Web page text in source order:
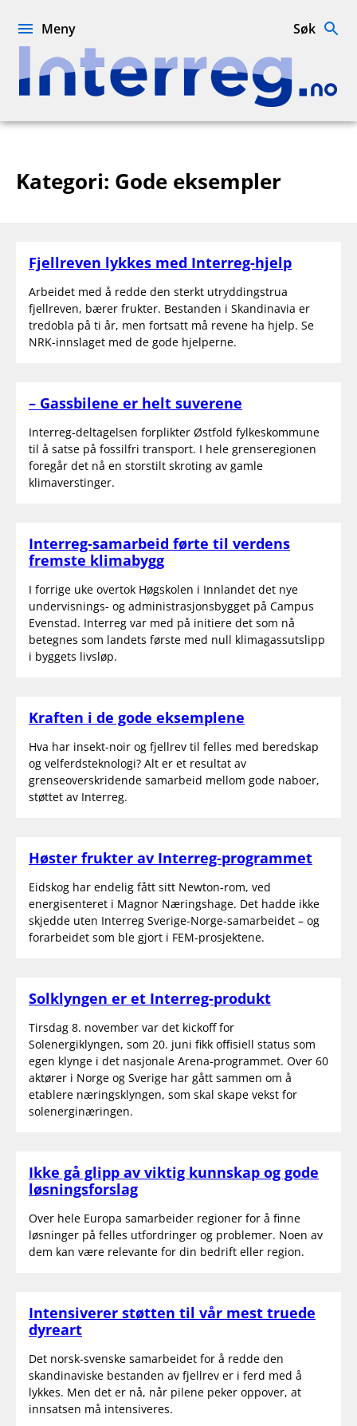
Interreg.no
Meny Søk
Kategori: Gode eksempler
Fjellreven lykkes med Interreg-hjelp
Arbeidet med å redde den sterkt utryddingstrua
fjellreven, bærer frukter. Bestanden i Skandinavia er
tredobla på ti år, men fortsatt må revene ha hjelp. Se
NRK-innslaget med de gode hjelperne.
– Gassbilene er helt suverene
Interreg-deltagelsen forplikter Østfold fylkeskommune
til å satse på fossilfri transport. I hele grenseregionen
foregår det nå en storstilt skroting av gamle
klimaverstinger.
Interreg-samarbeid førte til verdens
fremste klimabygg
I forrige uke overtok Høgskolen i Innlandet det nye
undervisnings- og administrasjonsbygget på Campus
Evenstad. Interreg var med på initiere det som nå
betegnes som landets første med null klimagassutslipp
i byggets livsløp.
Kraften i de gode eksemplene
Hva har insekt-noir og fjellrev til felles med beredskap
og velferdsteknologi? Alt er et resultat av
grenseoverskridende samarbeid mellom gode naboer,
støttet av Interreg.
Høster frukter av Interreg-programmet
Eidskog har endelig fått sitt Newton-rom, ved
energisenteret i Magnor Næringshage. Det hadde ikke
skjedde uten Interreg Sverige-Norge-samarbeidet – og
forarbeidet som ble gjort i FEM-prosjektene.
Solklyngen er et Interreg-produkt
Tirsdag 8. november var det kickoff for
Solenergiklyngen, som 20. juni fikk offisiell status som
egen klynge i det nasjonale Arena-programmet. Over 60
aktører i Norge og Sverige har gått sammen om å
etablere næringsklyngen, som skal skape vekst for
solenerginæringen.
Ikke gå glipp av viktig kunnskap og gode
løsningsforslag
Over hele Europa samarbeider regioner for å finne
løsninger på felles utfordringer og problemer. Noen av
dem kan være relevante for din bedrift eller region.
Intensiverer støtten til vår mest truede
dyreart
Det norsk-svenske samarbeidet for å redde den
skandinaviske bestanden av fjellrev er i ferd med å
lykkes. Men det er nå, når pilene peker oppover, at
innsatsen må intensiveres.